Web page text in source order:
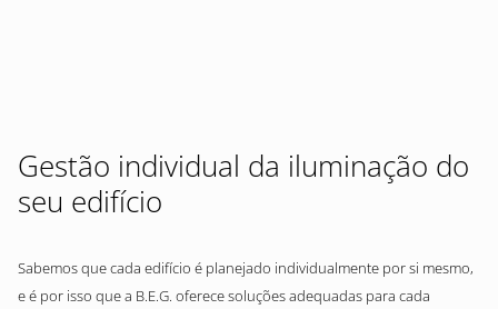
Gestão individual da iluminação do
seu edifício
Sabemos que cada edifício é planejado individualmente por si mesmo,
e é por isso que a B.E.G. oferece soluções adequadas para cada